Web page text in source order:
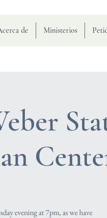
de Ministerios
evening at 7pm, as we have